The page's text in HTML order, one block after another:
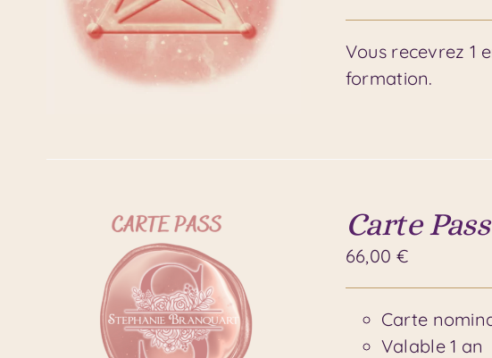
Vous recevrez 1
formation.
Carte Pass
66,00 €
Carte
Valable 1 an